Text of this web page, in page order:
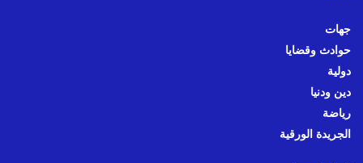
جهات
حوادث وقضايا
دولية
دين ودنيا
رياضة
الجريدة الورقية